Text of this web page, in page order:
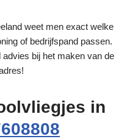
weet men exact welke
of bedrijfspand passen.
bij het maken van de
in